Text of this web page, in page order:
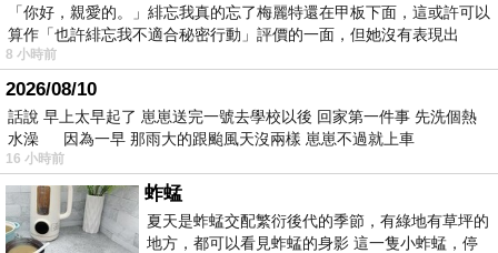
京民宿住宿折扣的評價還不差～
就儘快衝下去！以免到時候訂不到就哭哭了(尤其
是旅遊旺季更要注意)
而且在HOTELS.COM
差！沒在怕的！（這點超棒！）
「你好，親愛的。」緋忘我真的忘了梅麗特還在甲板下面，這或許可以
算作「也許緋忘我不適合秘密行動」評價的一面，但她沒有表現出
8 小時前
2026/08/10
話說 早上太早起了 崽崽送完一號去學校以後 回家第一件事 先洗個熱
水澡 因為一早 那雨大的跟颱風天沒兩樣 崽崽不過就上車
16 小時前
蚱蜢
夏天是蚱蜢交配繁衍後代的季節，有綠地有草坪的
地方，都可以看見蚱蜢的身影 這一隻小蚱蜢，停